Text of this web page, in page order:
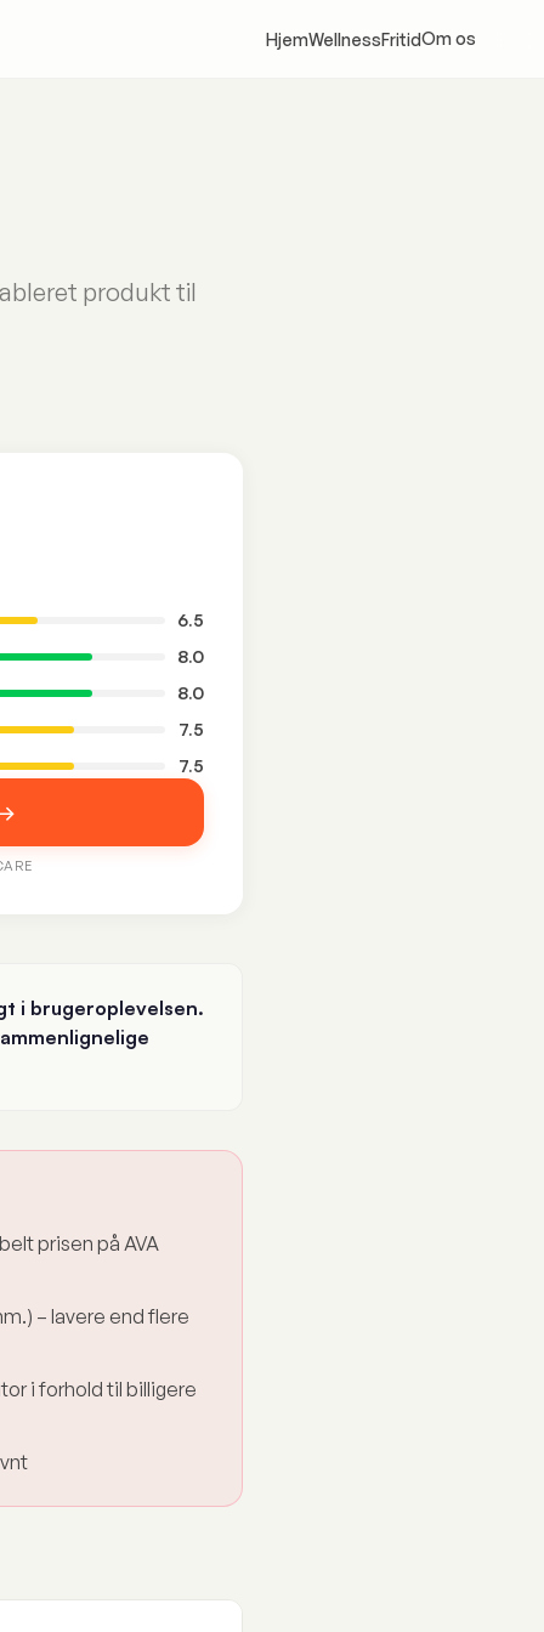
HjemWellnessFritidOm os
produkt til
6.5
8.0
8.0
7.5
7.5
i brugeroplevelsen.
prisen på AVA
– lavere end flere
i forhold til billigere